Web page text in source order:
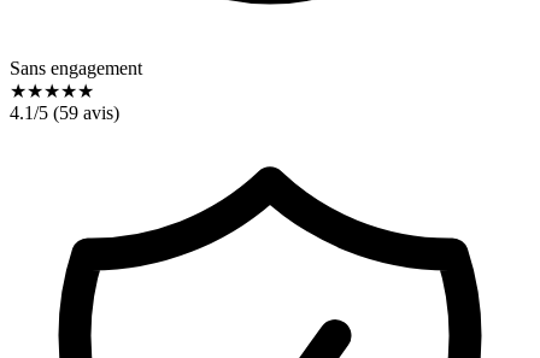
Sans engagement
★★★★★
4.1/5 (59 avis)